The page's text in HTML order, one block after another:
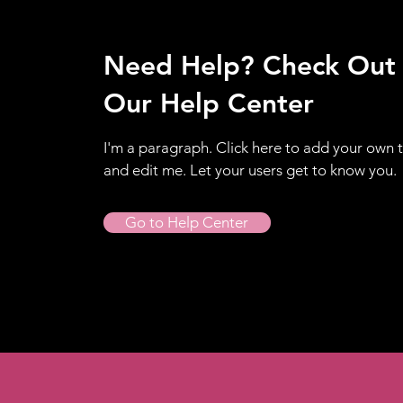
Need Help? Check Out
Our Help Center
I'm a paragraph. Click here to add your own
and edit me. Let your users get to know you.
Go to Help Center